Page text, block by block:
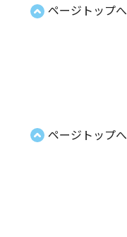
ページトップへ
ページトップへ